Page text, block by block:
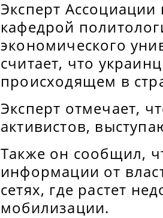
Эксперт
кафедрой
экономического
считает, что
происходящем в
Эксперт отмечает,
активистов,
Также он сообщил,
информации от
сетях, где растет
мобилизации.